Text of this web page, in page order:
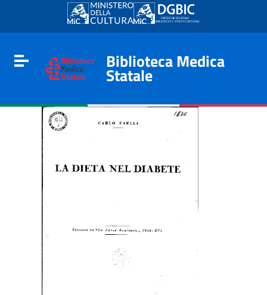
Go to content
Go to the navigation menu
Go to the footer
Toggle navigation
Biblioteca Medica
Statale